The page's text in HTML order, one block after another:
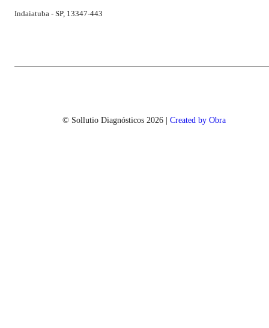
Indaiatuba - SP, 13347-443
© Sollutio Diagnósticos 2026 | Created by Obra